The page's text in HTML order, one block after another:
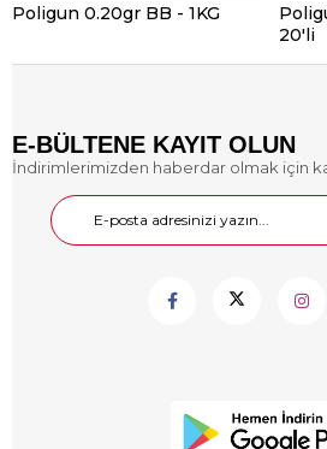
Poligun 0.20gr BB - 1KG
20'li
E-BÜLTENE KAYIT OLUN
İndirimlerimizden haberdar olmak için